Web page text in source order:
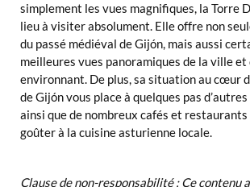
simplement les vues magnifiques, la Torre
lieu à visiter absolument. Elle offre non
du passé médiéval de Gijón, mais aussi
meilleures vues panoramiques de la ville et
environnant. De plus, sa situation au cœur
de Gijón vous place à quelques pas
ainsi que de nombreux cafés et
goûter à la cuisine asturienne locale.
Clause de non-responsabilité : Ce contenu